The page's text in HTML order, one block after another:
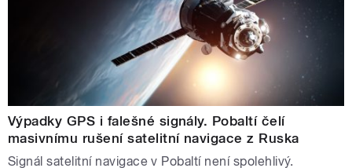
Výpadky GPS i falešné signály. Pobaltí čelí
masivnímu rušení satelitní navigace z Ruska
Signál satelitní navigace v Pobaltí není spolehlivý.